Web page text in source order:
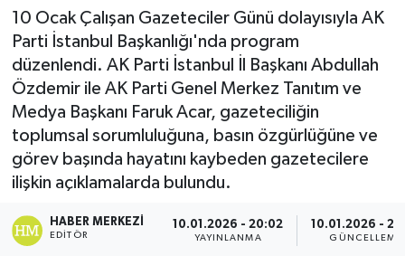
10 Ocak Çalışan Gazeteciler Günü dolayısıyla AK
Parti İstanbul Başkanlığı'nda program
düzenlendi. AK Parti İstanbul İl Başkanı Abdullah
Özdemir ile AK Parti Genel Merkez Tanıtım ve
Medya Başkanı Faruk Acar, gazeteciliğin
toplumsal sorumluluğuna, basın özgürlüğüne ve
görev başında hayatını kaybeden gazetecilere
ilişkin açıklamalarda bulundu.
HABER MERKEZI
EDITÖR
10.01.2026 - 20:02
YAYINLANMA
10.01.2026 -
GÜNCELLEME
Dünya
Eğitim
Ekonomi
Genel
Gündem
Haber Arşivi